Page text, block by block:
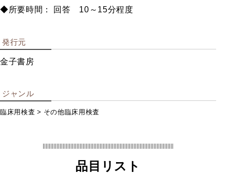
◆所要時間： 回答 10～15分程度
発行元
金子書房
ジャンル
臨床用検査 その他臨床用検査
品目リスト
知能・発達に関する検査
検査
スポーツ競技関係
支援教育・教材